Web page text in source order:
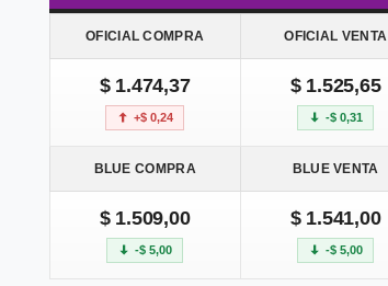
OFICIAL COMPRA OFICIAL VENTA
$ 1.474,37
+$ 0,24
$ 1.525,65
-$ 0,31
BLUE COMPRA BLUE VENTA
$ 1.509,00
-$ 5,00
$ 1.541,00
-$ 5,00